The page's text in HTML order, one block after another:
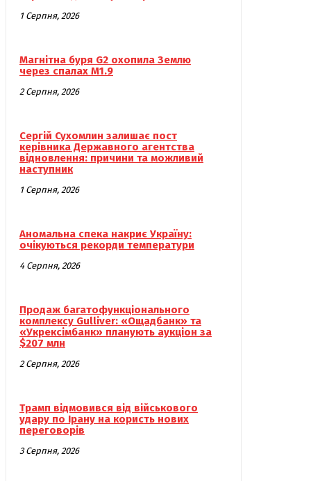
1 Серпня, 2026
Магнітна буря G2 охопила Землю
через спалах M1.9
2 Серпня, 2026
Сергій Сухомлин залишає пост
керівника Державного агентства
відновлення: причини та можливий
наступник
1 Серпня, 2026
Аномальна спека накриє Україну:
очікуються рекорди температури
4 Серпня, 2026
Продаж багатофункціонального
комплексу Gulliver: «Ощадбанк» та
«Укрексімбанк» планують аукціон за
$207 млн
2 Серпня, 2026
Трамп відмовився від військового
удару по Ірану на користь нових
переговорів
3 Серпня, 2026